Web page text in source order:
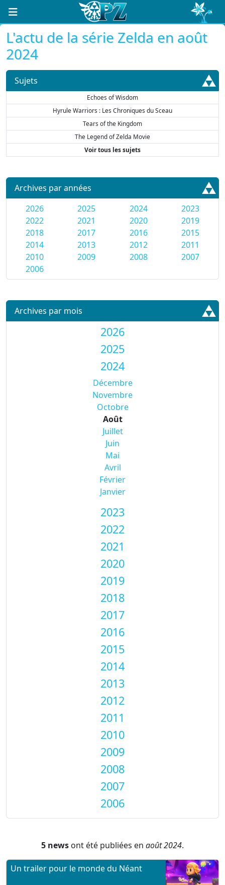
L'actu de la série Zelda en août
2024
Sujets
Echoes of Wisdom
Hyrule Warriors : Les Chroniques du Sceau
Tears of the Kingdom
The Legend of Zelda Movie
Voir tous les sujets
Archives par années
2026
2025 2024
2023
2022
2021 2020
2019
2018
2017 2016
2015
2014
2013 2012
2011
2010
2009 2008
2007
2006
Archives par mois
2026
2025
2024
Décembre
Novembre
Octobre
Août
Juillet
Juin
Mai
Avril
Février
Janvier
2023
2022
2021
2020
2019
2018
2017
2016
2015
2014
2013
2012
2011
2010
2009
2008
2007
2006
5 news ont été publiées en août 2024.
Un trailer pour le monde du Néant